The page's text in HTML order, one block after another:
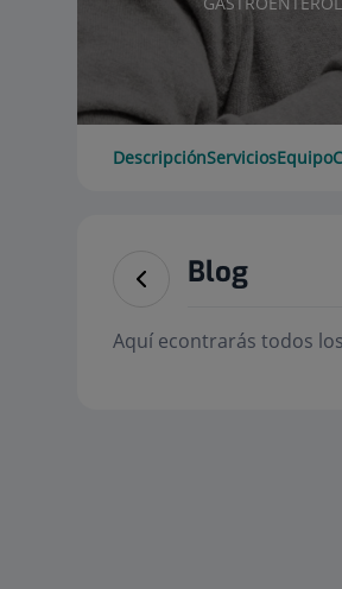
DescripciónServiciosEquipo
Blog
Aquí econtrarás todos los